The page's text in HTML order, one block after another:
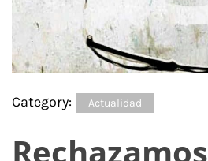
Category: Actualidad
Rechazamos